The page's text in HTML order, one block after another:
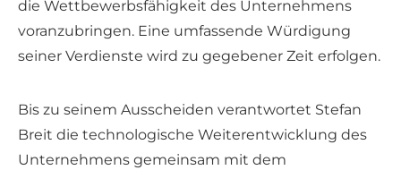
die Wettbewerbsfähigkeit des Unternehmens
voranzubringen. Eine umfassende Würdigung
seiner Verdienste wird zu gegebener Zeit erfolgen.
Bis zu seinem Ausscheiden verantwortet Stefan
Breit die technologische Weiterentwicklung des
Unternehmens gemeinsam mit dem